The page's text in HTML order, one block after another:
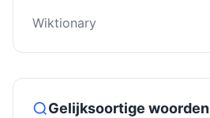
Wiktionary
Gelijksoortige woorden